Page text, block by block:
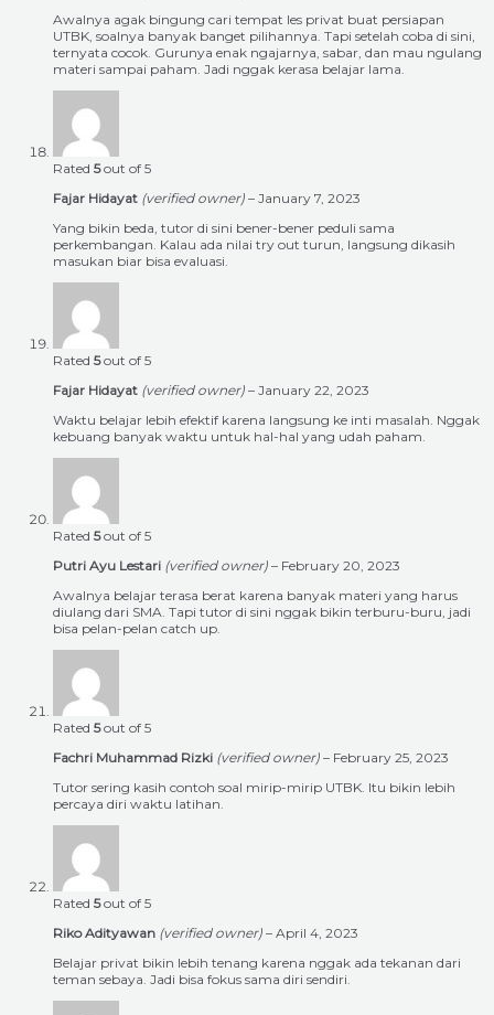
Awalnya agak bingung cari tempat les privat buat persiapan
UTBK, soalnya banyak banget pilihannya. Tapi setelah coba di sini,
ternyata cocok. Gurunya enak ngajarnya, sabar, dan mau ngulang
materi sampai paham. Jadi nggak kerasa belajar lama.
Rated 5out of 5
Fajar Hidayat (verified owner) – January 7, 2023
Yang bikin beda, tutor di sini bener-bener peduli sama
perkembangan. Kalau ada nilai try out turun, langsung dikasih
masukan biar bisa evaluasi.
Rated 5out of 5
Fajar Hidayat (verified owner) – January 22, 2023
Waktu belajar lebih efektif karena langsung ke inti masalah. Nggak
kebuang banyak waktu untuk hal-hal yang udah paham.
Rated 5out of 5
Putri Ayu Lestari (verified owner) – February 20, 2023
Awalnya belajar terasa berat karena banyak materi yang harus
diulang dari SMA. Tapi tutor di sini nggak bikin terburu-buru, jadi
bisa pelan-pelan catch up.
Rated 5out of 5
Fachri Muhammad Rizki (verified owner) – February 25, 2023
Tutor sering kasih contoh soal mirip-mirip UTBK. Itu bikin lebih
percaya diri waktu latihan.
Rated 5out of 5
Riko Adityawan (verified owner) – April 4, 2023
Belajar privat bikin lebih tenang karena nggak ada tekanan dari
teman sebaya. Jadi bisa fokus sama diri sendiri.